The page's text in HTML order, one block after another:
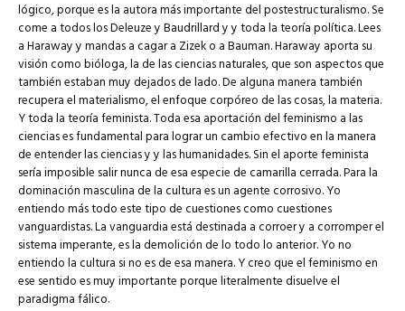
lógico, porque es la autora más importante del postestructuralismo. Se
come a todos los Deleuze y Baudrillard y y toda la teoría política. Lees
a Haraway y mandas a cagar a Zizek o a Bauman. Haraway aporta su
visión como bióloga, la de las ciencias naturales, que son aspectos que
también estaban muy dejados de lado. De alguna manera también
recupera el materialismo, el enfoque corpóreo de las cosas, la materia.
Y toda la teoría feminista. Toda esa aportación del feminismo a las
ciencias es fundamental para lograr un cambio efectivo en la manera
de entender las ciencias y y las humanidades. Sin el aporte feminista
sería imposible salir nunca de esa especie de camarilla cerrada. Para la
dominación masculina de la cultura es un agente corrosivo. Yo
entiendo más todo este tipo de cuestiones como cuestiones
vanguardistas. La vanguardia está destinada a corroer y a corromper el
sistema imperante, es la demolición de lo todo lo anterior. Yo no
entiendo la cultura si no es de esa manera. Y creo que el feminismo en
ese sentido es muy importante porque literalmente disuelve el
paradigma fálico.